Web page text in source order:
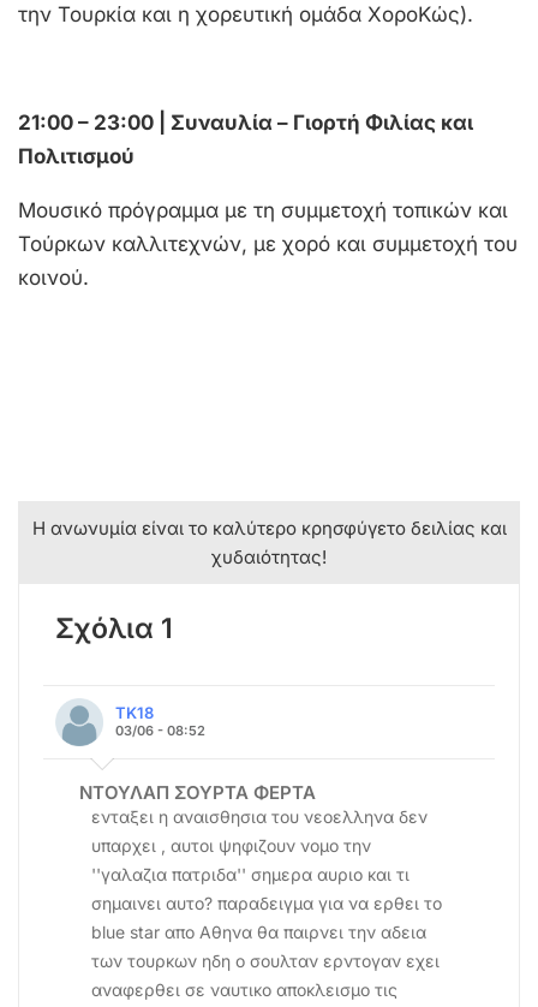
την Τουρκία και η χορευτική ομάδα ΧοροΚώς).
21:00 – 23:00 | Συναυλία – Γιορτή Φιλίας και
Πολιτισμού
Μουσικό πρόγραμμα με τη συμμετοχή τοπικών και
Τούρκων καλλιτεχνών, με χορό και συμμετοχή του
κοινού.
Η ανωνυμία είναι το καλύτερο κρησφύγετο δειλίας και
χυδαιότητας!
Σχόλια 1
TK18
03/06 - 08:52
ΝΤΟΥΛΑΠ ΣΟΥΡΤΑ ΦΕΡΤΑ
ενταξει η αναισθησια του νεοελληνα δεν
υπαρχει , αυτοι ψηφιζουν νομο την
''γαλαζια πατριδα'' σημερα αυριο και τι
σημαινει αυτο? παραδειγμα για να ερθει το
blue star απο Αθηνα θα παιρνει την αδεια
των τουρκων ηδη ο σουλταν ερντογαν εχει
αναφερθει σε ναυτικο αποκλεισμο τις